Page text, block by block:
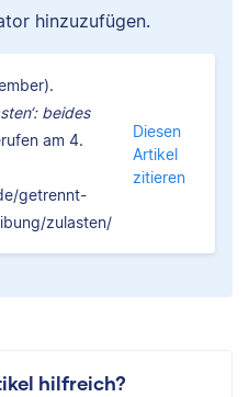
hinzuzufügen.
beides
am 4.
getrennt-
zulasten/
Diesen
Artikel
zitieren
hilfreich?